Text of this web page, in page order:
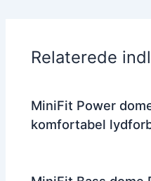
Relaterede
MiniFit Power
komfortabel